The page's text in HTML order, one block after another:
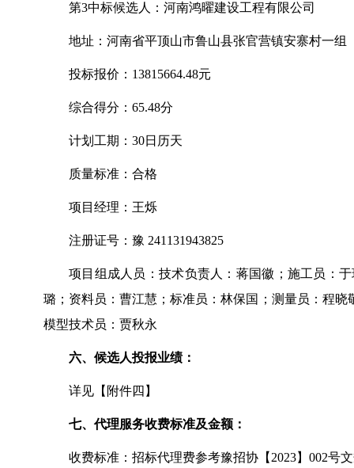
第3中标候选人： 河南鸿曜建设工程有限公司
地址：河南省平顶山市鲁山县张官营镇安寨村一组
投标报价： 13815664.48元
综合得分： 65.48分
计划工期： 30日历天
质量标准：合格
项目经理：王烁
注册证号：豫 241131943825
项目组成人员： 技术负责人：蒋国徽 ；施工员：
璐；资料员：曹江慧；标准员：林保国；测量员：程
模型技术员：贾秋永
六、候选人投报业绩：
详见【附件四】
七、代理服务收费标准及金额：
收费标准：招标代理费参考豫招协【 2023】 002号